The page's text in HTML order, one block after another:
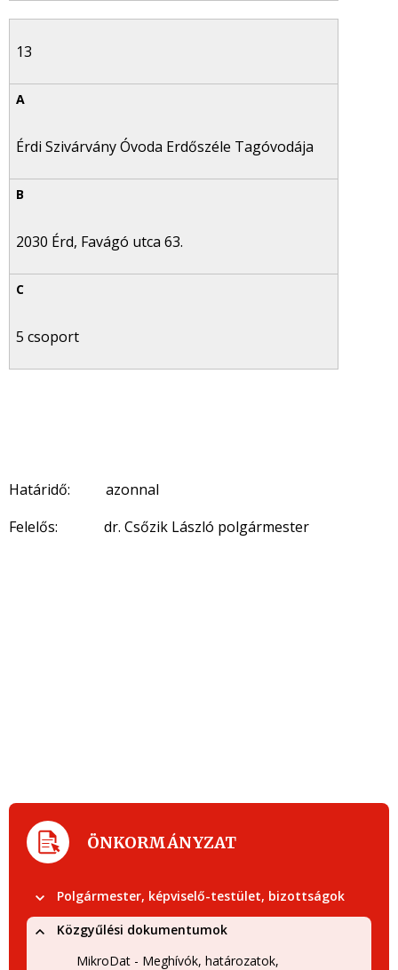
13
Érdi Szivárvány Óvoda Erdőszéle Tagóvodája
2030 Érd, Favágó utca 63.
5 csoport
Határidő: azonnal
Felelős: dr. Csőzik László polgármester
ÖNKORMÁNYZAT
Polgármester, képviselő-testület, bizottságok
Közgyűlési dokumentumok
MikroDat - Meghívók, határozatok,